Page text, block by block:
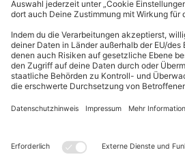
ALDI Nord folgen
* Wir bitten um Beachtung, dass diese